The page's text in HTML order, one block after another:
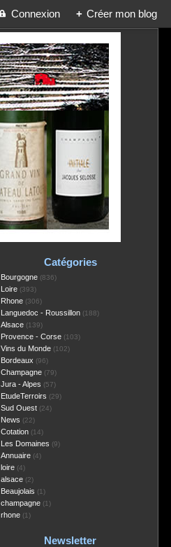
Connexion + Créer mon blog
Catégories
Bourgogne(836)
Loire(393)
Rhone(306)
Languedoc - Roussillon(188)
Alsace(139)
Provence - Corse(103)
Vins du Monde(102)
Bordeaux (96)
Champagne(79)
Jura - Alpes (57)
EtudeTerroirs (29)
Sud Ouest(24)
News (22)
Cotation(14)
Les Domaines (9)
Annuaire(4)
loire(4)
alsace(2)
Beaujolais (1)
champagne(1)
rhone(1)
Newsletter